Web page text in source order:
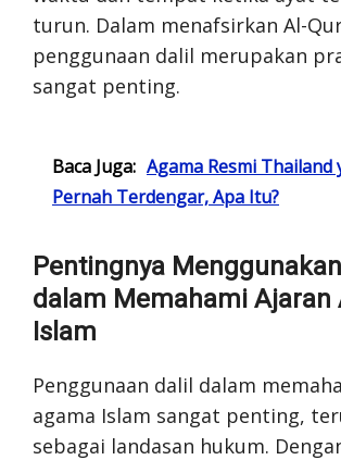
turun. Dalam menafsirkan Al-
penggunaan dalil merupakan
sangat penting.
Baca Juga: Agama Resmi Thailand
Pernah Terdengar, Apa Itu?
Pentingnya
dalam Memahami Ajaran
Islam
Penggunaan dalil dalam
agama Islam sangat penting,
sebagai landasan hukum.